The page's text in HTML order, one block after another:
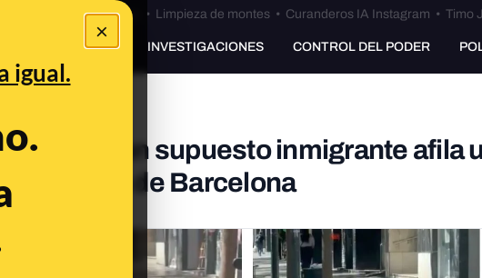
×
igual.
Bulos Ceuta • Limpieza de montes• Curanderos IA Instagram • Timo
PREBUNKING INVESTIGACIONES CONTROL DEL PODER
en el que un supuesto inmigrante afila
una acera de Barcelona